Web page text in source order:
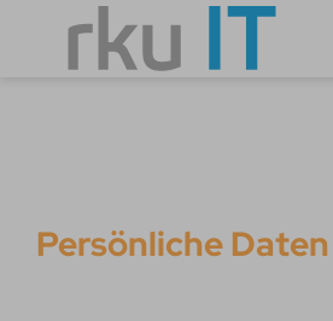
Persönliche Daten